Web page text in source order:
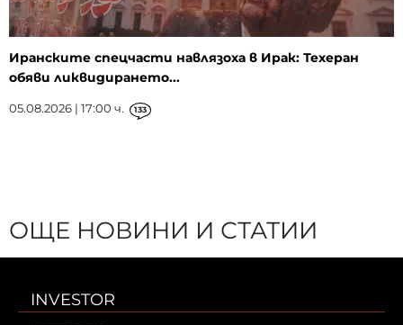
Иранските спецчасти навлязоха в Ирак: Техеран
обяви ликвидирането...
05.08.2026 | 17:00 ч. 133
ОЩЕ НОВИНИ И СТАТИИ
INVESTOR